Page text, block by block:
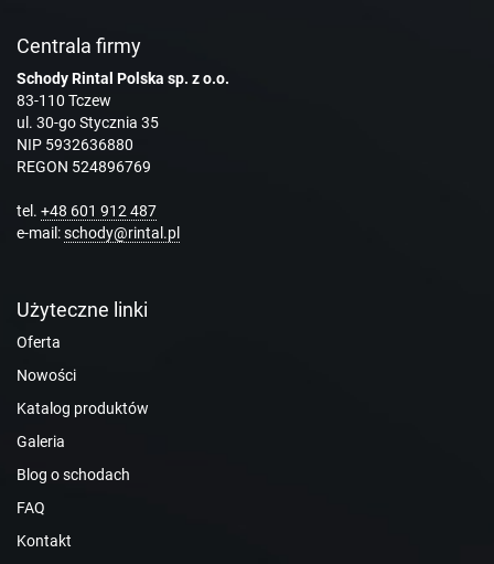
Centrala firmy
Schody Rintal Polska sp. z o.o.
83-110 Tczew
ul. 30-go Stycznia 35
NIP 5932636880
REGON 524896769
tel. +48 601 912 487
e-mail:schody@rintal.pl
Użyteczne linki
Oferta
Nowości
Katalog produktów
Galeria
Blog o schodach
FAQ
Kontakt